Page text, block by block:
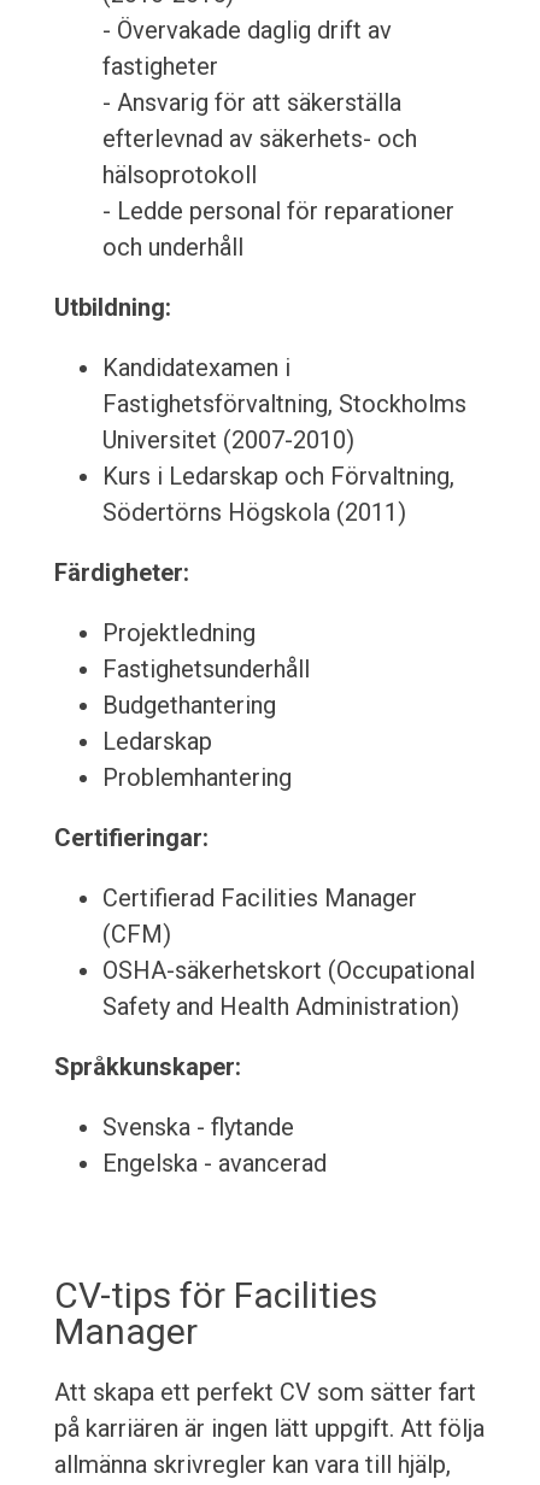
- Övervakade daglig drift av
fastigheter
- Ansvarig för att säkerställa
efterlevnad av säkerhets- och
hälsoprotokoll
- Ledde personal för reparationer
och underhåll
Utbildning:
Kandidatexamen i
Fastighetsförvaltning, Stockholms
Universitet (2007-2010)
Kurs i Ledarskap och Förvaltning,
Södertörns Högskola (2011)
Färdigheter:
Projektledning
Fastighetsunderhåll
Budgethantering
Ledarskap
Problemhantering
Certifieringar:
Certifierad Facilities Manager
(CFM)
OSHA-säkerhetskort (Occupational
Safety and Health Administration)
Språkkunskaper:
Svenska - flytande
Engelska - avancerad
CV-tips för Facilities
Manager
Att skapa ett perfekt CV som sätter fart
på karriären är ingen lätt uppgift. Att följa
allmänna skrivregler kan vara till hjälp,